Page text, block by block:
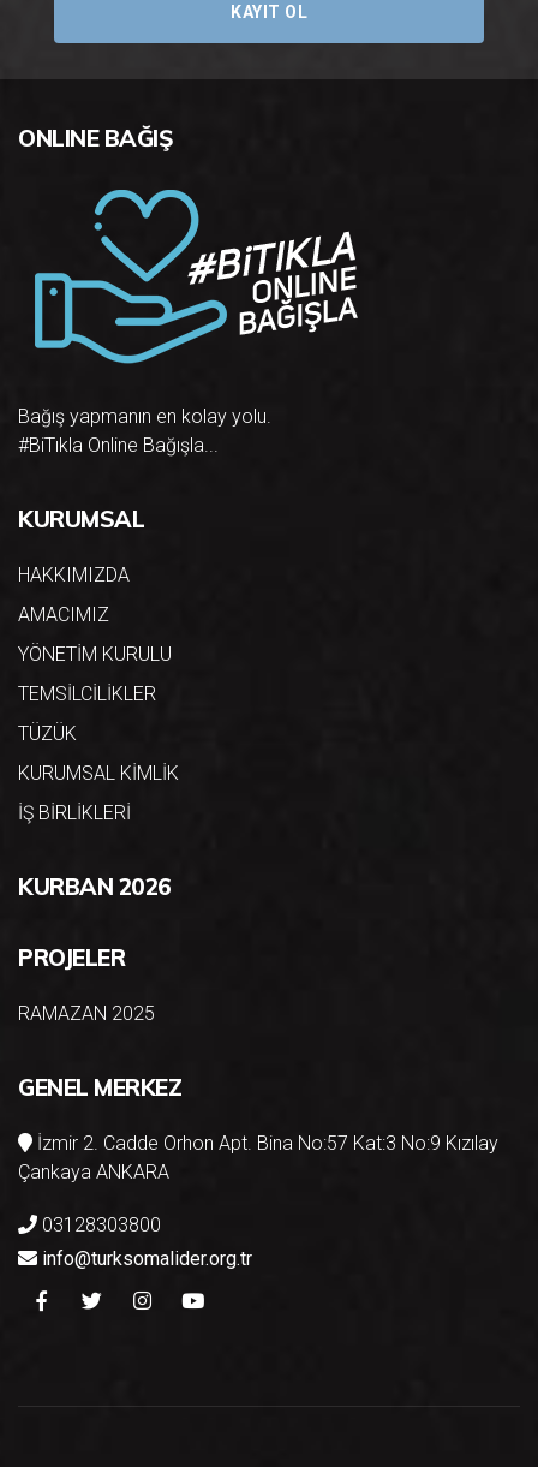
KAYIT OL
ONLINE BAĞIŞ
Bağış yapmanın en kolay yolu.
#BiTıkla Online Bağışla...
KURUMSAL
HAKKIMIZDA
AMACIMIZ
YÖNETİM KURULU
TEMSİLCİLİKLER
TÜZÜK
KURUMSAL KİMLİK
İŞ BİRLİKLERİ
KURBAN 2026
PROJELER
RAMAZAN 2025
GENEL MERKEZ
İzmir 2. Cadde Orhon Apt. Bina No:57 Kat:3 No:9 Kızılay
Çankaya ANKARA
03128303800
info@turksomalider.org.tr